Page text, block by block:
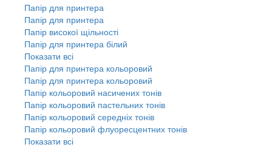
Папір для принтера
Папір для принтера
Папір високої щільності
Папір для принтера білий
Показати всі
Папір для принтера кольоровий
Папір для принтера кольоровий
Папір кольоровий насичених тонів
Папір кольоровий пастельних тонів
Папір кольоровий середніх тонів
Папір кольоровий флуоресцентних тонів
Показати всі